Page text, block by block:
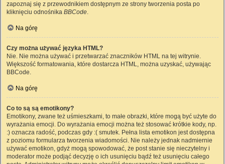
zapoznaj się z przewodnikiem dostępnym ze strony tworzenia posta po
kliknięciu odnośnika BBCode.
Na górę
Czy można używać języka HTML?
Nie. Nie można używać i przetwarzać znaczników HTML na tej witrynie.
Większość formatowania, które dostarcza HTML, można uzyskać, używając
BBCode.
Na górę
Co to są są emotikony?
Emotikony, zwane też uśmieszkami, to małe obrazki, które mogą być użyte do
wyrażania emocji. Do wyrażania emocji można też stosować krótkie kody, np.
:) oznacza radość, podczas gdy :( smutek. Pełna lista emotikon jest dostępna
z poziomu formularza tworzenia wiadomości. Nie należy jednak nadmiernie
używać emotikon, gdyż mogą spowodować, że post stanie się nieczytelny i
moderator może podjąć decyzję o ich usunięciu bądź też usunięciu całego